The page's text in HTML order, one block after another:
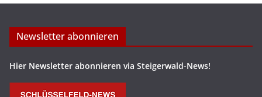
Newsletter abonnieren
Hier Newsletter abonnieren via Steigerwald-News!